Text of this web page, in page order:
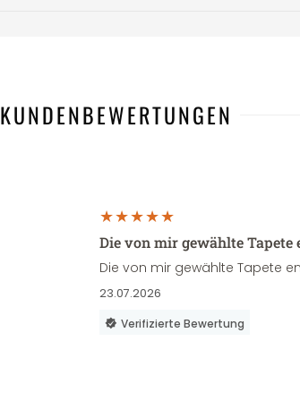
KUNDENBEWERTUNGEN
Die von mir gewählte
Die von mir gewählte Tapete
23.07.2026
Verifizierte Bewertung